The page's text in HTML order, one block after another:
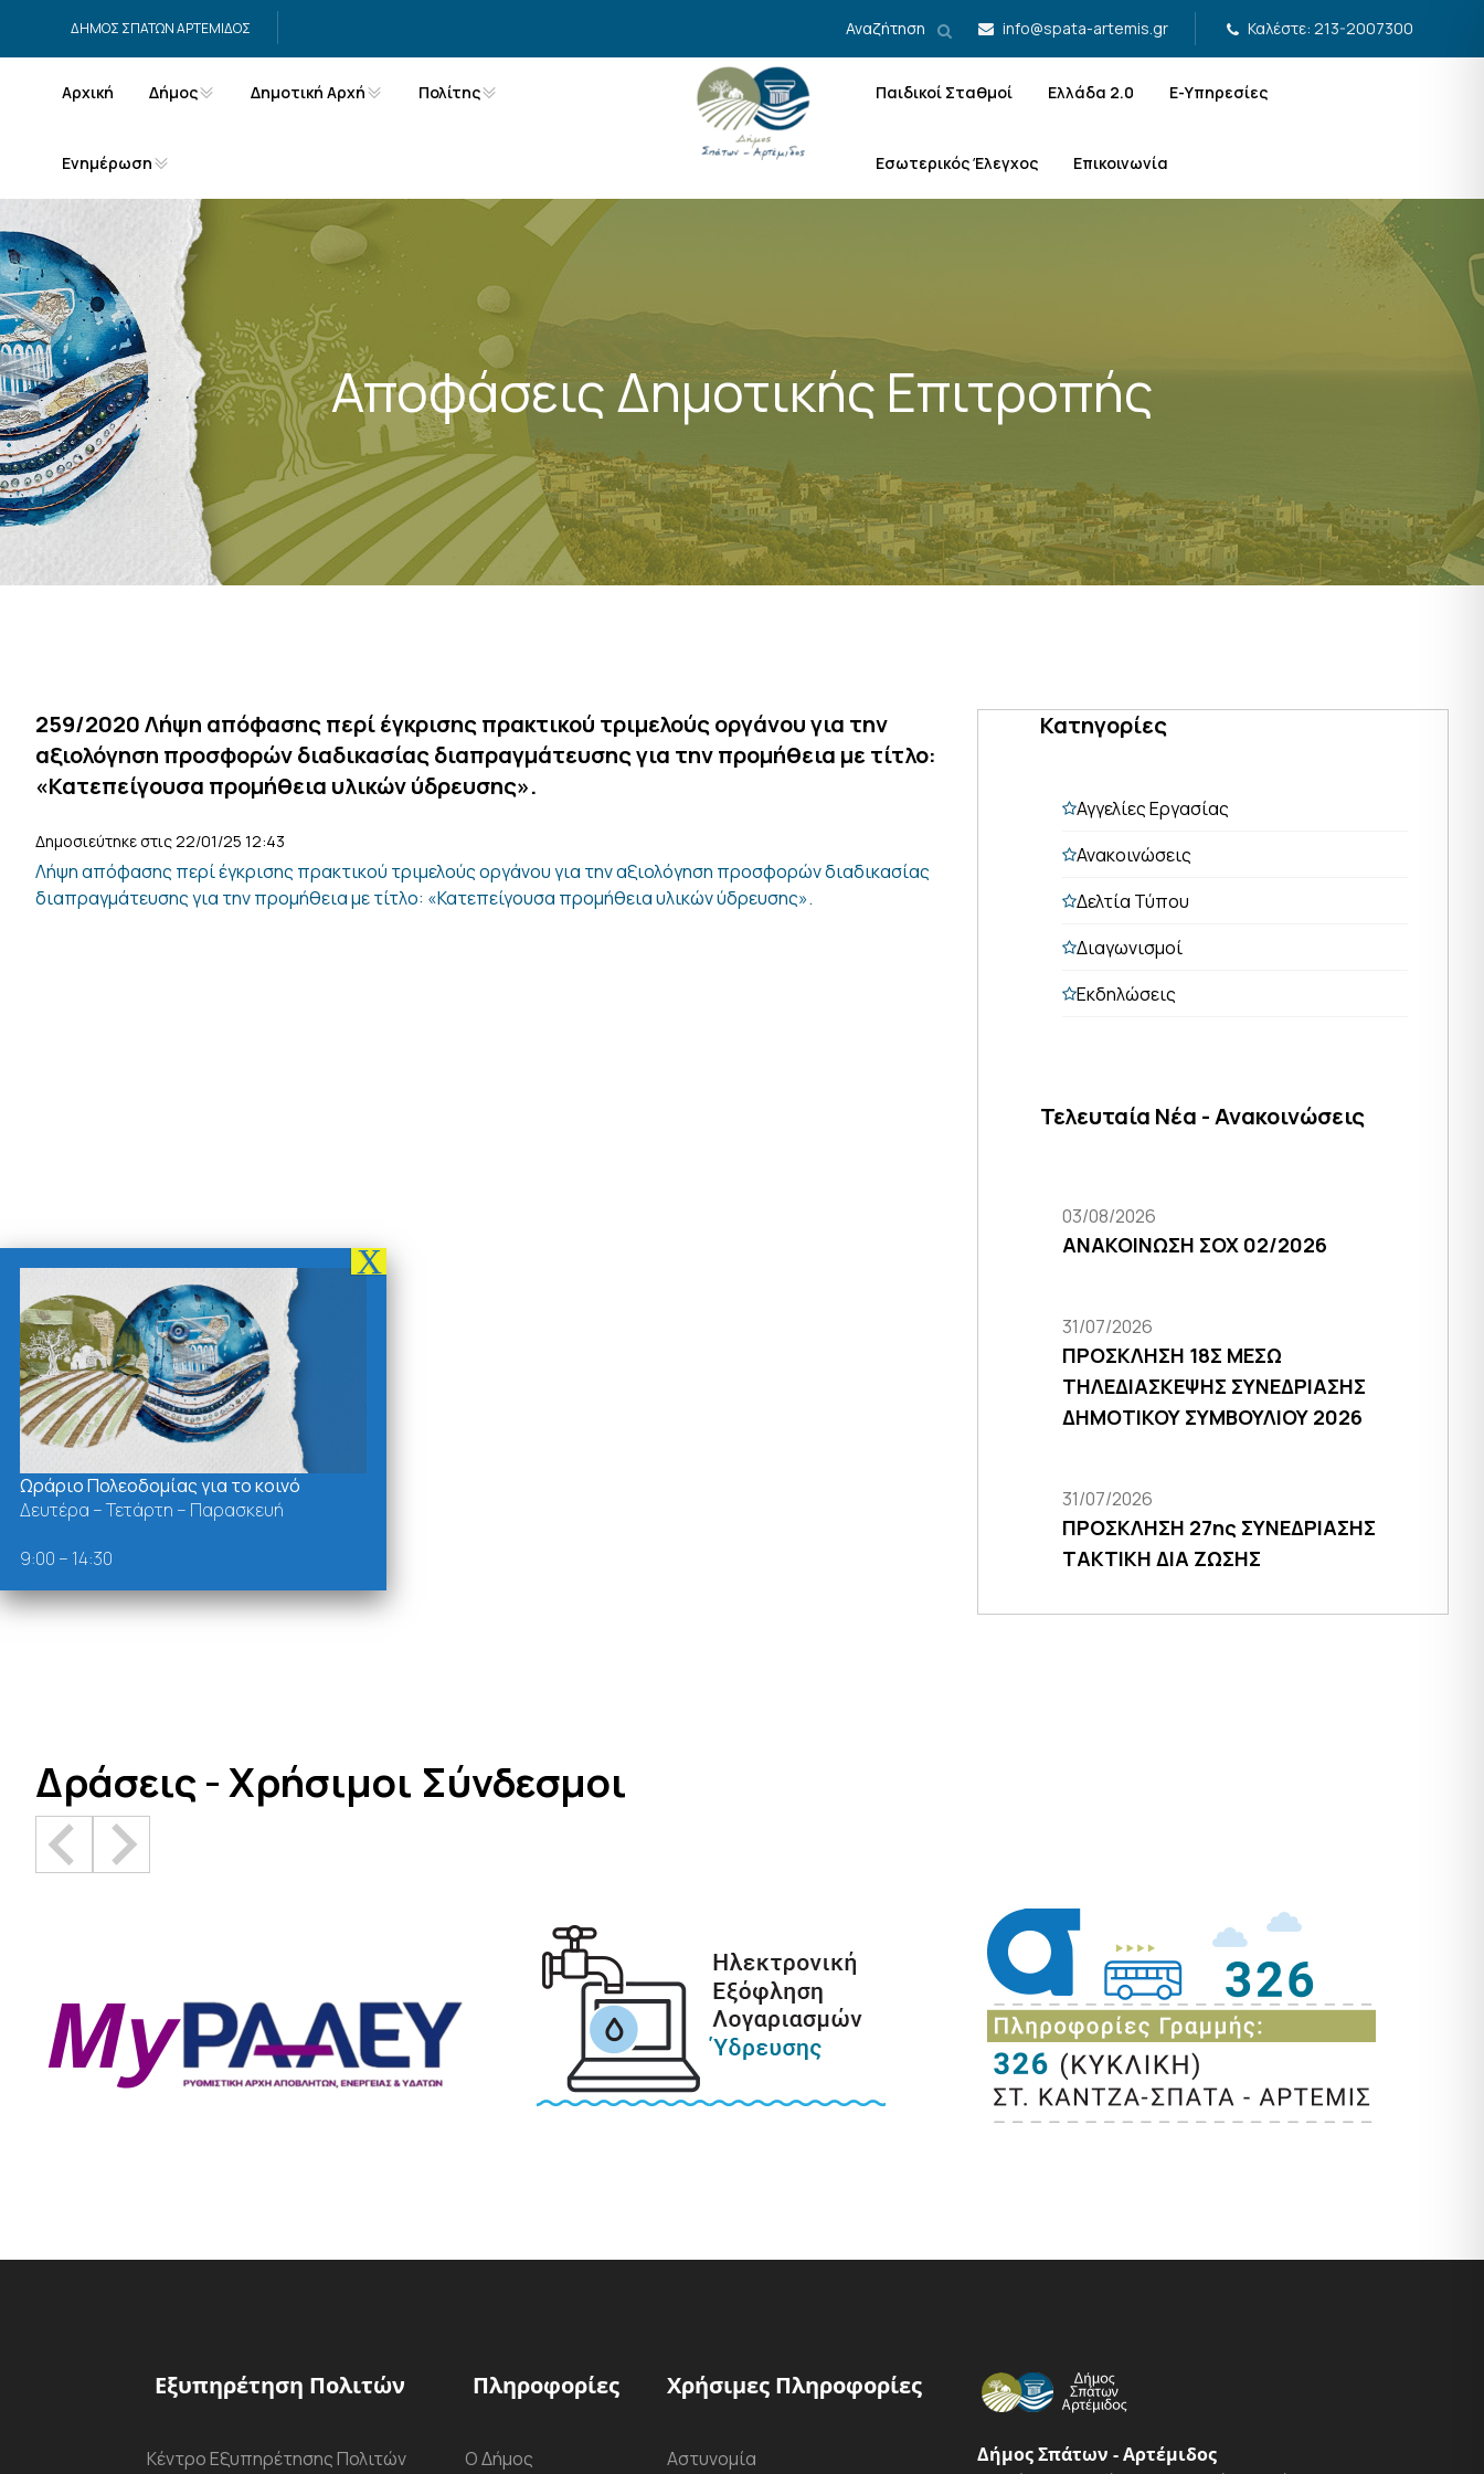
ΔΗΜΟΣ ΣΠΑΤΩΝ ΑΡΤΕΜΙΔΟΣ Αναζήτηση info@spata-artemis.gr Καλέστε: 213-2007300
Αρχική Δήμος Δημοτική Αρχή Πολίτης
Ενημέρωση
Παιδικοί Σταθμοί Ελλάδα 2.0 Ε-Υπηρεσίες
Εσωτερικός Έλεγχος Επικοινωνία
Αποφάσεις Δημοτικής Επιτροπής
259/2020 Λήψη απόφασης περί έγκρισης πρακτικού τριμελούς οργάνου για την
αξιολόγηση προσφορών διαδικασίας διαπραγμάτευσης για την προμήθεια με τίτλο:
«Κατεπείγουσα προμήθεια υλικών ύδρευσης».
Δημοσιεύτηκε στις 22/01/25 12:43
Λήψη απόφασης περί έγκρισης πρακτικού τριμελούς οργάνου για την αξιολόγηση προσφορών διαδικασίας
διαπραγμάτευσης για την προμήθεια με τίτλο: «Κατεπείγουσα προμήθεια υλικών ύδρευσης».
Κατηγορίες
Αγγελίες Εργασίας
Ανακοινώσεις
Δελτία Τύπου
Διαγωνισμοί
Εκδηλώσεις
Τελευταία Νέα - Ανακοινώσεις
03/08/2026
ΑΝΑΚΟΙΝΩΣΗ ΣΟΧ 02/2026
31/07/2026
ΠΡΟΣΚΛΗΣΗ 18Σ ΜΕΣΩ
ΤΗΛΕΔΙΑΣΚΕΨΗΣ ΣΥΝΕΔΡΙΑΣΗΣ
ΔΗΜΟΤΙΚΟΥ ΣΥΜΒΟΥΛΙΟΥ 2026
31/07/2026
ΠΡΟΣΚΛΗΣΗ 27ης ΣΥΝΕΔΡΙΑΣΗΣ
ΤΑΚΤΙΚΗ ΔΙΑ ΖΩΣΗΣ
Δράσεις - Χρήσιμοι Σύνδεσμοι
Εξυπηρέτηση Πολιτών
Κέντρο Εξυπηρέτησης Πολιτών
Πληροφορίες
Ο Δήμος
Χρήσιμες Πληροφορίες
Αστυνομία
Δήμος Σπάτων - Αρτέμιδος
Ωράριο Πολεοδομίας για το κοινό
Δευτέρα – Τετάρτη – Παρασκευή
9:00 – 14:30